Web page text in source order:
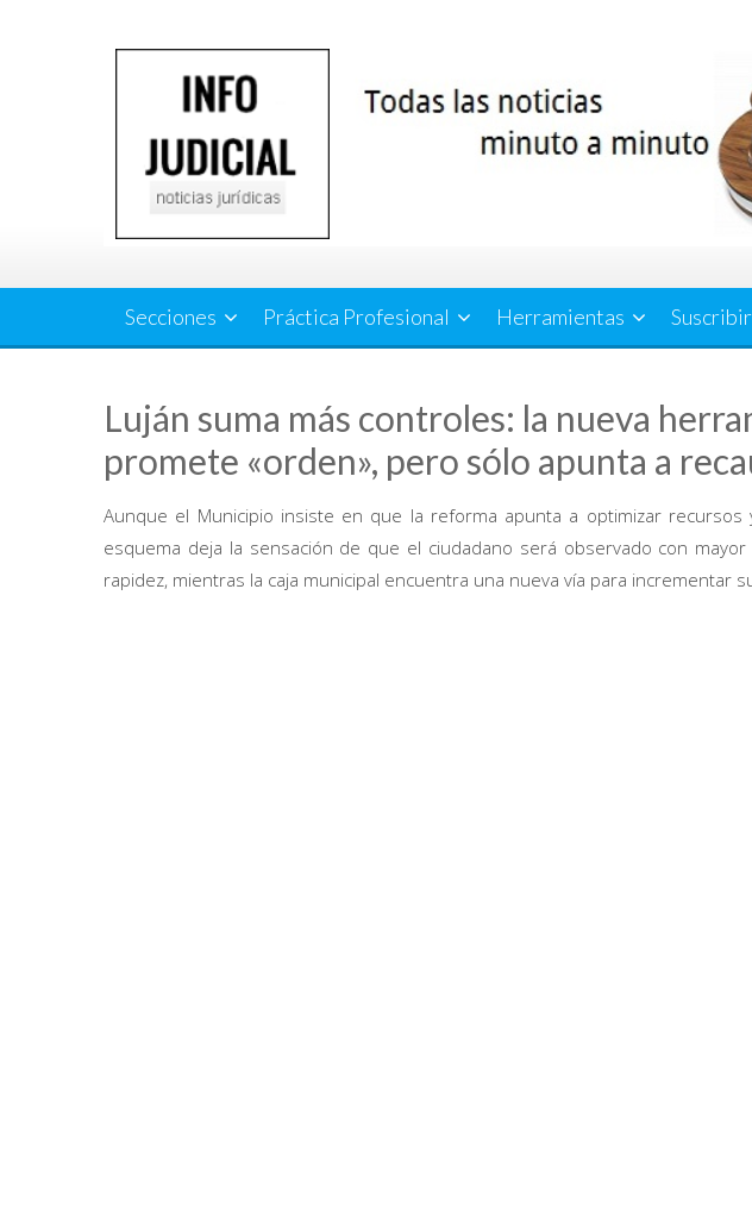
Secciones Práctica Profesional Herramientas
Luján suma más controles: la nueva
promete «orden», pero sólo apunta a
Aunque el Municipio insiste en que la reforma apunta a optimizar recursos
esquema deja la sensación de que el ciudadano será observado con
rapidez, mientras la caja municipal encuentra una nueva vía para incrementar